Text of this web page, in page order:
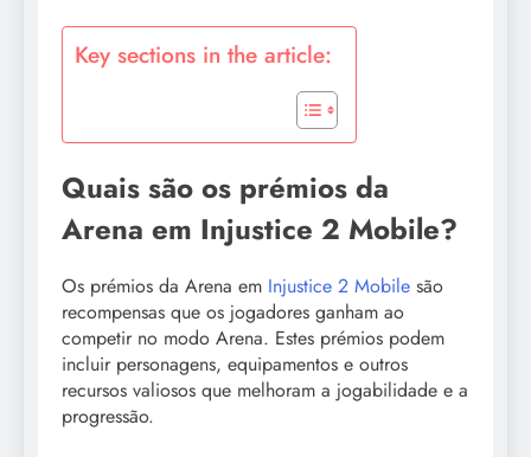
Key sections in the article:
Quais são os prémios da
Arena em Injustice 2 Mobile?
Os prémios da Arena em Injustice 2 Mobile são
recompensas que os jogadores ganham ao
competir no modo Arena. Estes prémios podem
incluir personagens, equipamentos e outros
recursos valiosos que melhoram a jogabilidade e a
progressão.